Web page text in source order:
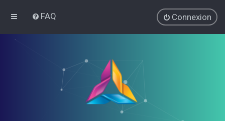
FAQ Connexion